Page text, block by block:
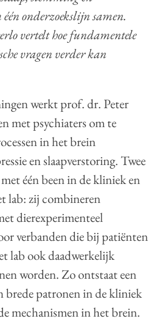
onderzoekslijn samen.
vertelt hoe fundamentele
vragen verder kan
werkt prof. dr. Peter
met psychiaters om te
in het brein
en slaapverstoring. Twee
één been in de kliniek en
lab: zij combineren
dierexperimenteel
verbanden die bij patiënten
lab ook daadwerkelijk
worden. Zo ontstaat een
brede patronen in de kliniek
mechanismen in het brein.